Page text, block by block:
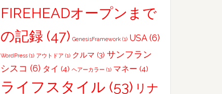
と〜
Battle
イ
ベ
ン
FIREHEADオープンまで
の記録 (47) GenesisFramework (1) USA(6)
WordPress (1) アウトドア (1) クルマ (3) サンフラン
シスコ (6) タイ (4) ヘアーカラー (1) マネー (4)
ライフスタイル (53) リナ